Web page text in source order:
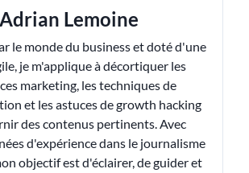
Adrian Lemoine
le monde du business et doté d'une
je m'applique à décortiquer les
marketing, les techniques de
et les astuces de growth hacking
des contenus pertinents. Avec
d'expérience dans le journalisme
objectif est d'éclairer, de guider et